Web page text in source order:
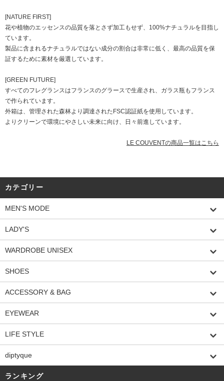
[NATURE FIRST]
花や植物のエッセンスの品質を落とさず加工もせず、100%ナチュラルを目指し
ています。
製品に含まれるナチュラルではない成分の割合は非常に低く、最高の品質を保
証するために素材を厳選しています。
[GREEN FUTURE]
すべてのフレグランスはフランスのグラースで生産され、ガラス瓶もフランス
で作られています。
外箱は、管理された森林より調達されたFSC認証紙を使用しています。
よりクリーンで環境にやさしい未来に向け、日々前進しています。
LE COUVENTの商品一覧はこちら
カテゴリー
MEN'S MODE
LADY'S
WARDROBE UNISEX
SHOES
ACCESSORY & BAG
EYEWEAR
LIFE STYLE
diptyque
ランキング